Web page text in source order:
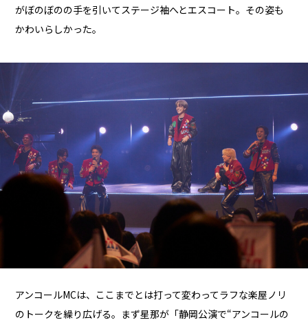
がぼのぼのの手を引いてステージ袖へとエスコート。その姿も
かわいらしかった。
アンコールMCは、ここまでとは打って変わってラフな楽屋ノリ
のトークを繰り広げる。まず星那が「静岡公演で“アンコールの